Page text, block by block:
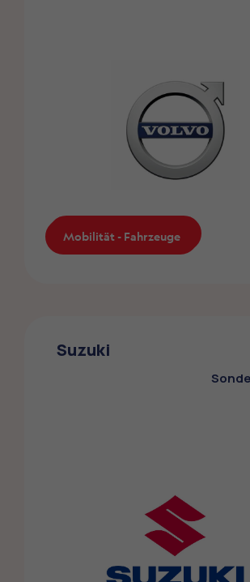
Mobilität - Fahrzeuge
Die ZMLP-Mitglieder profitieren
Mobilität - Fahrzeuge
Suzuki